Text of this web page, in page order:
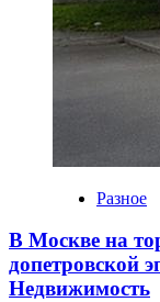
Разное
В Москве на
допетровской
Недвижимость